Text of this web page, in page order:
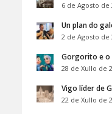
6 de Agosto de
Un plan do
2 de Agosto de
Gorgorito e o
28 de Xullo de
Vigo líder de
22 de Xullo de